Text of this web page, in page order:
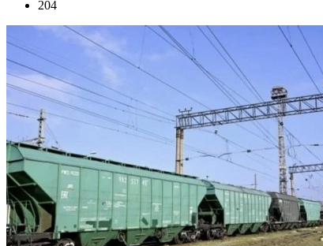
204